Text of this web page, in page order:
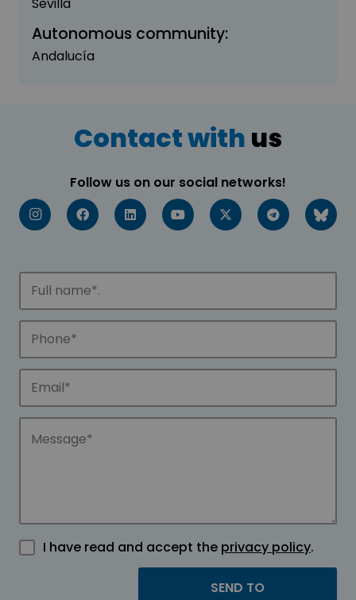
Sevilla
Autonomous community:
Andalucía
Contact with us
Follow us on our social networks!
I have read and accept the privacy policy.